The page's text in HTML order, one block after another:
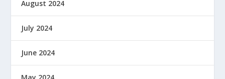
August 2024
July 2024
June 2024
May 2024